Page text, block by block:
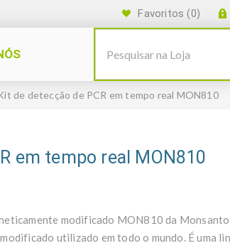
Favoritos (0)
de detecção de PCR em tempo real MON810
em tempo real MON810
modificado MON810 da Monsanto
utilizado em todo o mundo. É uma